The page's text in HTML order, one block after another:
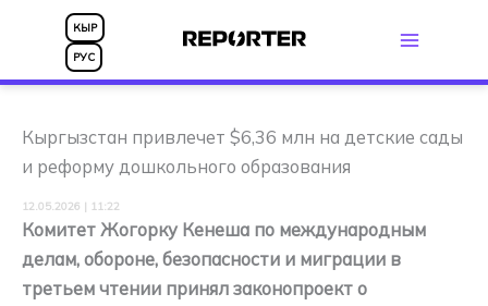
Перейти
содержимому
КЫР
РУС
Кыргызстан привлечет $6,36 млн на детские сады
и реформу дошкольного образования
12.05.2026 | 11:22
Комитет Жогорку Кенеша по международным
делам, обороне, безопасности и миграции в
третьем чтении принял законопроект о